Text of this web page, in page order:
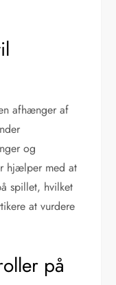
afhænger af
og
hjælper med at
spillet, hvilket
at vurdere
på